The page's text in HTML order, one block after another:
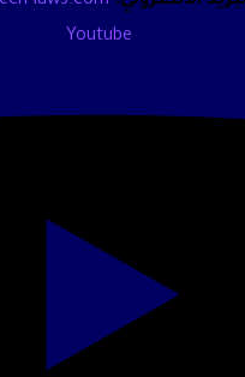
Youtube